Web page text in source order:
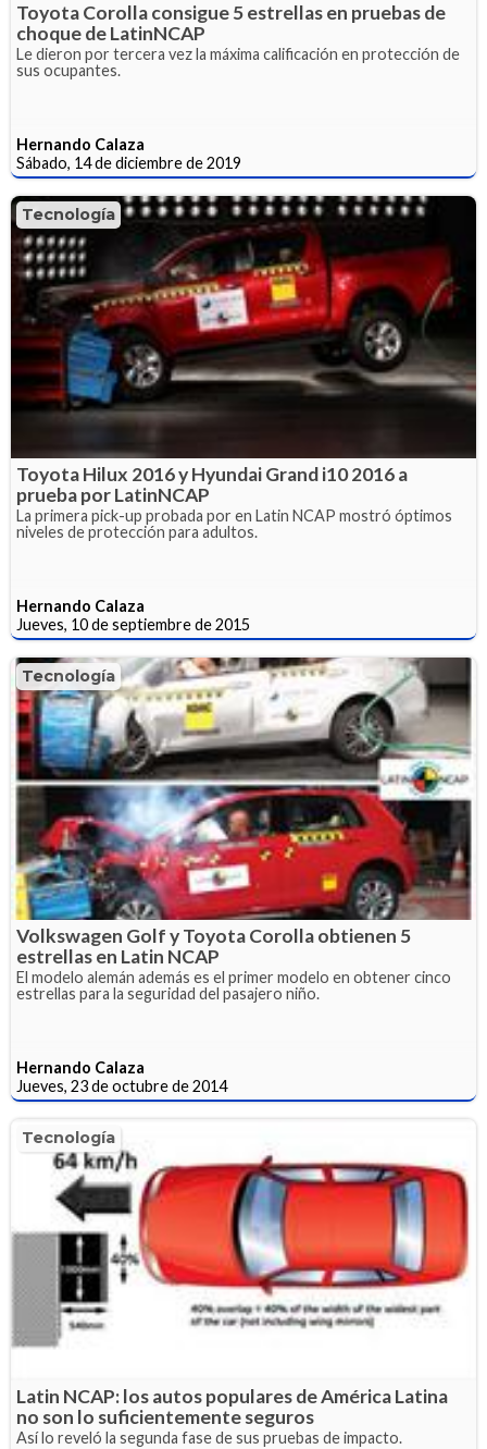
Toyota Corolla consigue 5 estrellas en pruebas de
choque de LatinNCAP
Le dieron por tercera vez la máxima calificación en protección de
sus ocupantes.
Hernando Calaza
Sábado, 14 de diciembre de 2019
Tecnología
Toyota Hilux 2016 y Hyundai Grand i10 2016 a
prueba por LatinNCAP
La primera pick-up probada por en Latin NCAP mostró óptimos
niveles de protección para adultos.
Hernando Calaza
Jueves, 10 de septiembre de 2015
Tecnología
Volkswagen Golf y Toyota Corolla obtienen 5
estrellas en Latin NCAP
El modelo alemán además es el primer modelo en obtener cinco
estrellas para la seguridad del pasajero niño.
Hernando Calaza
Jueves, 23 de octubre de 2014
Tecnología
Latin NCAP: los autos populares de América Latina
no son lo suficientemente seguros
Así lo reveló la segunda fase de sus pruebas de impacto.